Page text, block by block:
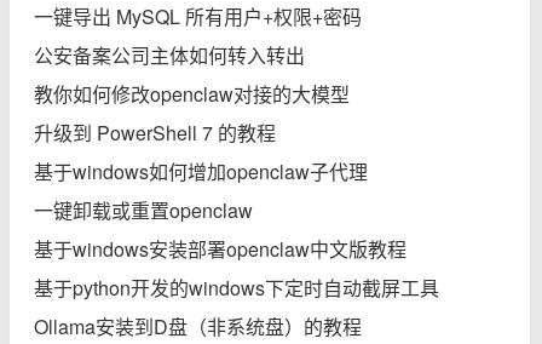
一键导出 MySQL 所有用户+权限+密码
公安备案公司主体如何转入转出
教你如何修改openclaw对接的大模型
升级到 PowerShell 7 的教程
基于windows如何增加openclaw子代理
一键卸载或重置openclaw
基于windows安装部署openclaw中文版教程
基于python开发的windows下定时自动截屏工具
Ollama安装到D盘（非系统盘）的教程